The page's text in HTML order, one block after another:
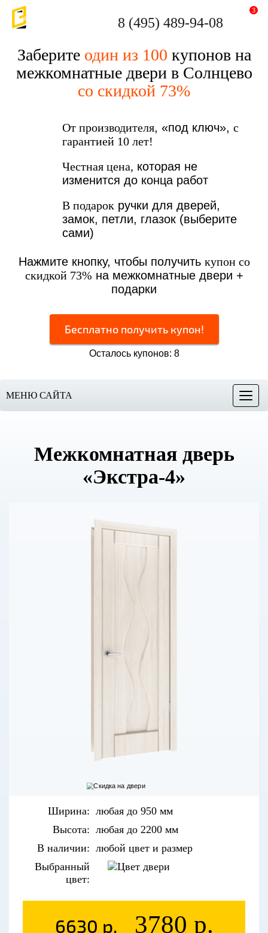
8 (495) 489-94-08
3
Заберите один из 100 купонов на
межкомнатные двери в Солнцево
со скидкой 73%
От производителя, «под ключ», с
гарантией 10 лет!
Честная цена, которая не
изменится до конца работ
В подарок ручки для дверей,
замок, петли, глазок (выберите
сами)
Нажмите кнопку, чтобы получить купон со
скидкой 73% на межкомнатные двери +
подарки
Бесплатно получить купон!
Осталось купонов: 8
Меню
МЕНЮ САЙТА
Межкомнатная дверь
«Экстра-4»
Ширина: любая до 950 мм
Высота: любая до 2200 мм
В наличии: любой цвет и размер
Выбранный
цвет:
6630 р. 3780 р.